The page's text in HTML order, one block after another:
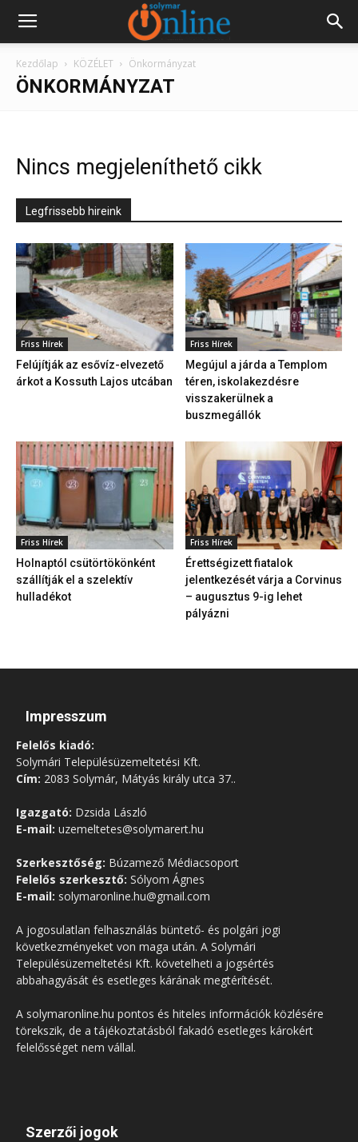
Kezdőlap KÖZÉLET Önkormányzat
ÖNKORMÁNYZAT
Nincs megjeleníthető cikk
Legfrissebb hireink
Friss Hírek
Felújítják az esővíz-elvezető
árkot a Kossuth Lajos utcában
Friss Hírek
Megújul a járda a Templom
téren, iskolakezdésre
visszakerülnek a
buszmegállók
Friss Hírek
Holnaptól csütörtökönként
szállítják el a szelektív
hulladékot
Friss Hírek
Érettségizett fiatalok
jelentkezését várja a Corvinus
– augusztus 9-ig lehet
pályázni
Impresszum
Felelős kiadó:
Solymári Településüzemeltetési Kft.
Cím: 2083 Solymár, Mátyás király utca 37..
Igazgató: Dzsida László
E-mail: uzemeltetes@solymarert.hu
Szerkesztőség: Búzamező Médiacsoport
Felelős szerkesztő: Sólyom Ágnes
E-mail: solymaronline.hu@gmail.com
A jogosulatlan felhasználás büntető- és polgári jogi
következményeket von maga után. A Solymári
Településüzemeltetési Kft. követelheti a jogsértés
abbahagyását és esetleges kárának megtérítését.
A solymaronline.hu pontos és hiteles információk közlésére
törekszik, de a tájékoztatásból fakadó esetleges károkért
felelősséget nem vállal.
Szerzői jogok